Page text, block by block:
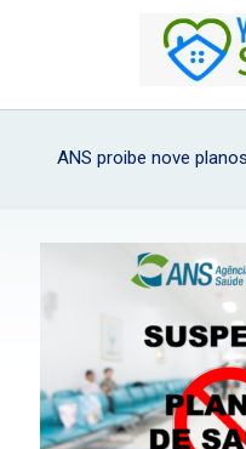
ANS proibe nove